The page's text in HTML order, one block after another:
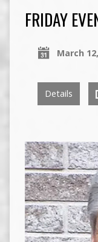
FRIDAY
March
Details